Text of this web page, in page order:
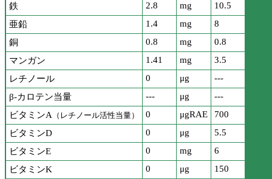
鉄
2.8 mg
10.5
亜鉛
1.4 mg
8
銅
0.8 mg
0.8
マンガン
1.41 mg
3.5
レチノール
0 μg
---
β-カロテン当量
--- μg
---
ビタミンA （レチノール活性当量） 0 μgRAE
700
ビタミンD
0 μg
5.5
ビタミンE
0 mg
6
ビタミンK
0 μg
150